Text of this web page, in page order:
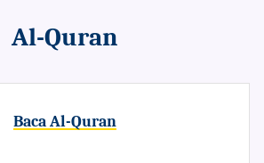
Al-Quran
Baca Al-Quran